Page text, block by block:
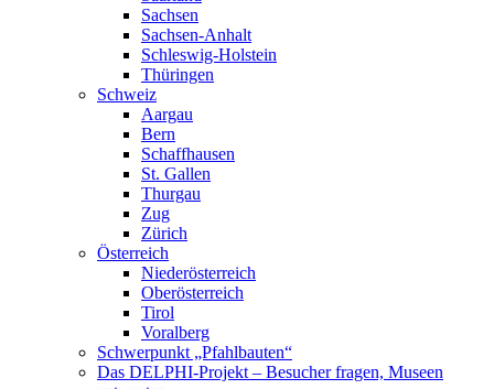
Sachsen
Sachsen-Anhalt
Schleswig-Holstein
Thüringen
Schweiz
Aargau
Bern
Schaffhausen
St. Gallen
Thurgau
Zug
Zürich
Österreich
Niederösterreich
Oberösterreich
Tirol
Voralberg
Schwerpunkt „Pfahlbauten“
Das DELPHI-Projekt – Besucher fragen, Museen